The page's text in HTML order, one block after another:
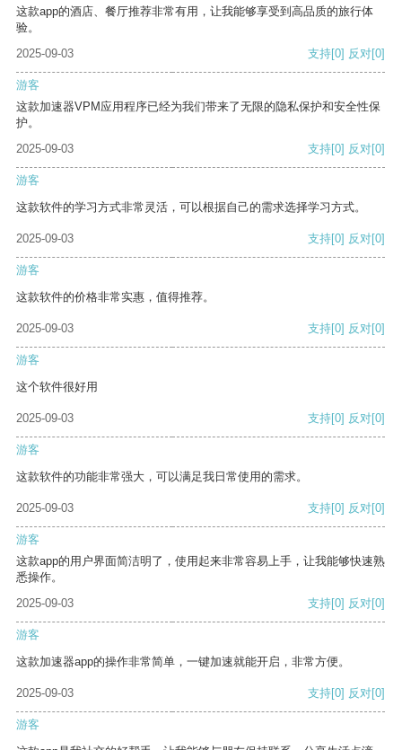
这款app的酒店、餐厅推荐非常有用，让我能够享受到高品质的旅行体
验。
2025-09-03
支持[0] 反对[0]
游客
这款加速器VPM应用程序已经为我们带来了无限的隐私保护和安全性保
护。
2025-09-03
支持[0] 反对[0]
游客
这款软件的学习方式非常灵活，可以根据自己的需求选择学习方式。
2025-09-03 支持[0] 反对[0]
游客
这款软件的价格非常实惠，值得推荐。
2025-09-03 支持[0] 反对[0]
游客
这个软件很好用
2025-09-03 支持[0] 反对[0]
游客
这款软件的功能非常强大，可以满足我日常使用的需求。
2025-09-03 支持[0] 反对[0]
游客
这款app的用户界面简洁明了，使用起来非常容易上手，让我能够快速熟
悉操作。
2025-09-03
支持[0] 反对[0]
游客
这款加速器app的操作非常简单，一键加速就能开启，非常方便。
2025-09-03 支持[0] 反对[0]
游客